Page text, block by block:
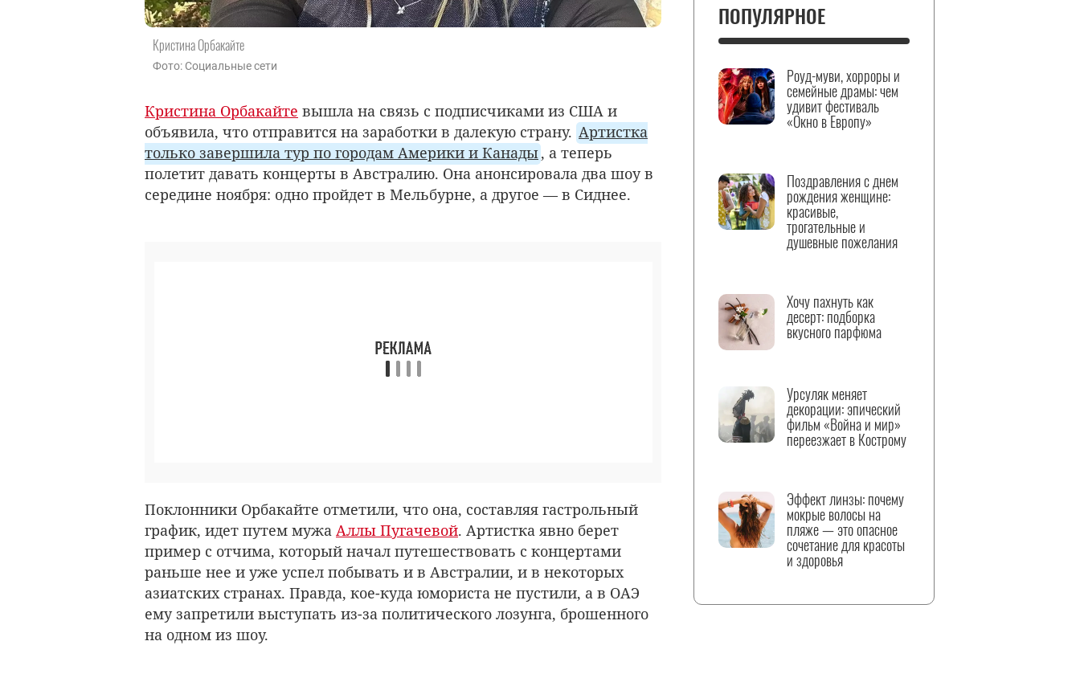
Кристина Орбакайте
Фото: Социальные сети
Кристина Орбакайте вышла на связь с подписчиками из США и
объявила, что отправится на заработки в далекую страну. Артистка
только завершила тур по городам Америки и Канады, а теперь
полетит давать концерты в Австралию. Она анонсировала два шоу в
середине ноября: одно пройдет в Мельбурне, а другое — в Сиднее.
Поклонники Орбакайте отметили, что она, составляя гастрольный
график, идет путем мужа Аллы Пугачевой. Артистка явно берет
пример с отчима, который начал путешествовать с концертами
раньше нее и уже успел побывать и в Австралии, и в некоторых
азиатских странах. Правда, кое-куда юмориста не пустили, а в ОАЭ
ему запретили выступать из-за политического лозунга, брошенного
на одном из шоу.
ПОПУЛЯРНОЕ
Роуд-муви, хорроры и
семейные драмы: чем
удивит фестиваль
«Окно в Европу»
Поздравления с днем
рождения женщине:
красивые,
трогательные и
душевные пожелания
Хочу пахнуть как
десерт: подборка
вкусного парфюма
Урсуляк меняет
декорации: эпический
фильм «Война и мир»
переезжает в Кострому
Эффект линзы: почему
мокрые волосы на
пляже — это опасное
сочетание для красоты
и здоровья